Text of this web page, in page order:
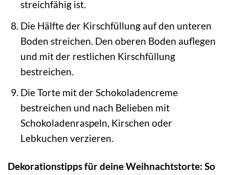
streichfähig ist.
Die Hälfte der Kirschfüllung auf den unteren
Boden streichen. Den oberen Boden auflegen
und mit der restlichen Kirschfüllung
bestreichen.
Die Torte mit der Schokoladencreme
bestreichen und nach Belieben mit
Schokoladenraspeln, Kirschen oder
Lebkuchen verzieren.
Dekorationstipps für deine Weihnachtstorte: So